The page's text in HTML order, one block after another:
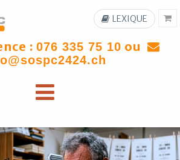
: 076 335 75 10 ou
LEXIQUE